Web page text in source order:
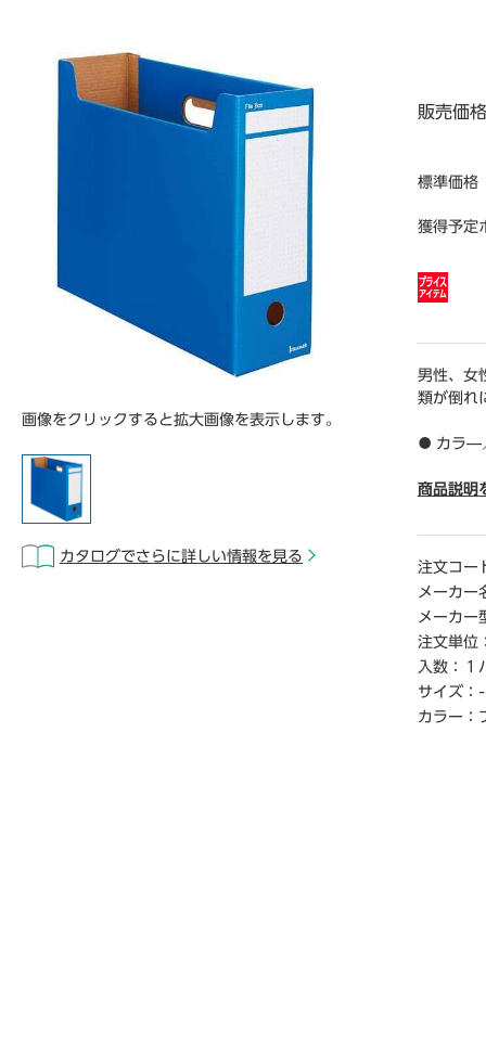
画像をクリックすると拡大画像を表示します。
カタログでさらに詳しい情報を見る
販売価格
標準価格
獲得予定
男性、女
類が倒れ
● カラ―
● 寸法／
● 仕様／
● 単位（
※1パッ
※この商
れる場合
【デジタ
商品説明
注文コー
メーカー
メーカー
注文単位
入数：
１
サイズ： -
カラー：